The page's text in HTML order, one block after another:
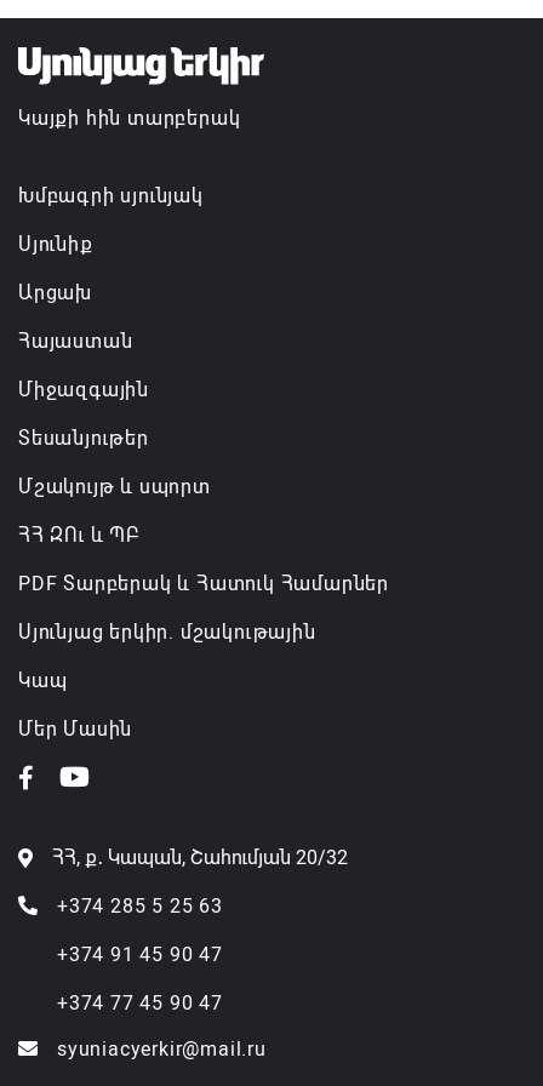
07.08.2026 12:50
Բեխի անապատը երկրորդ կյանք է ստանում
07.08.2026 12:38
Կայքի հին տարբերակ
Խմբագրի սյունյակ
Սյունիք
Արցախ
Հայաստան
Միջազգային
Տեսանյութեր
Մշակույթ և սպորտ
ՀՀ ԶՈւ և ՊԲ
PDF Տարբերակ և Հատուկ Համարներ
Սյունյաց երկիր. մշակութային
Կապ
Մեր Մասին
ՀՀ, ք․ Կապան, Շահումյան 20/32
+374 285 5 25 63
+374 91 45 90 47
+374 77 45 90 47
syuniacyerkir@mail.ru